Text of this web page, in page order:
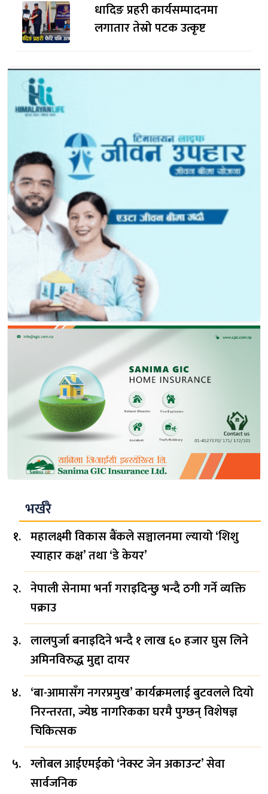
धादिङ प्रहरी कार्यसम्पादनमा
लगातार तेस्रो पटक उत्कृष्ट
भर्खरै
महालक्ष्मी विकास बैंकले सञ्चालनमा ल्यायो ‘शिशु
स्याहार कक्ष’ तथा ‘डे केयर’
नेपाली सेनामा भर्ना गराइदिन्छु भन्दै ठगी गर्ने व्यक्ति
पक्राउ
लालपुर्जा बनाइदिने भन्दै १ लाख ६० हजार घुस लिने
अमिनविरुद्ध मुद्दा दायर
‘बा-आमासँग नगरप्रमुख’ कार्यक्रमलाई बुटवलले दियो
निरन्तरता, ज्येष्ठ नागरिकका घरमै पुग्छन् विशेषज्ञ
चिकित्सक
ग्लोबल आईएमईको ‘नेक्स्ट जेन अकाउन्ट’ सेवा
सार्वजनिक